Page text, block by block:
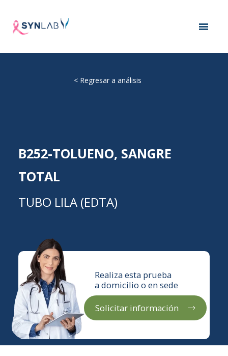
< Regresar a análisis
B252-TOLUENO, SANGRE
TOTAL
TUBO LILA (EDTA)
Realiza esta prueba
a domicilio o en sede
Solicitar información